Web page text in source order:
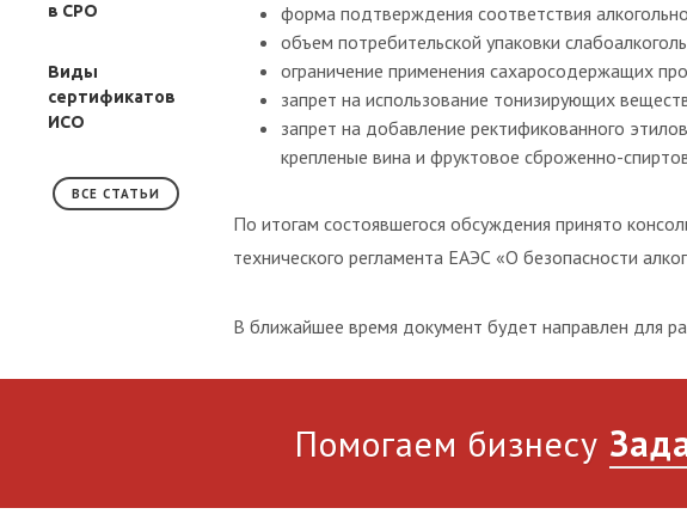
в СРО
Виды
сертификатов
ИСО
ВСЕ СТАТЬИ
форма подтверждения соответствия
объем потребительской упаковки
ограничение применения сахаросодержащих
запрет на использование тонизирующих
запрет на добавление ректификованного
крепленые вина и фруктовое сброженно-
По итогам состоявшегося обсуждения принято
технического регламента ЕАЭС «О безопасности
В ближайшее время документ будет направлен для
Помогаем бизнесу